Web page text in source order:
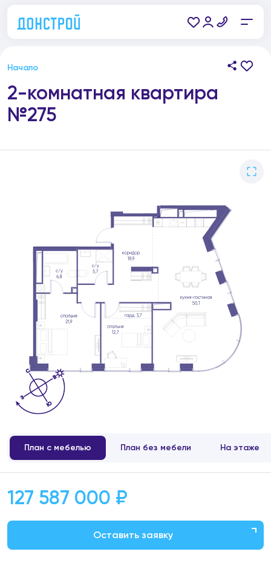
Начало
2-комнатная квартира
№275
План с мебелью План без мебели На этаже
127 587 000 ₽
Оставить заявку